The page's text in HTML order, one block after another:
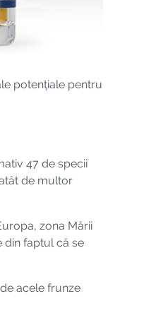
potențiale pentru
47 de specii
de multor
zona Mării
din faptul că se
acele frunze